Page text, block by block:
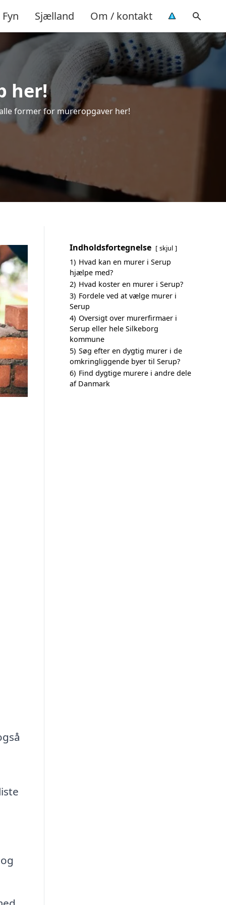
Fyn Sjælland Om / kontakt
her!
former for mureropgaver her!
Indholdsfortegnelse skjul
1) Hvad kan en murer i Serup
hjælpe med?
2) Hvad koster en murer i Serup?
3) Fordele ved at vælge murer i
Serup
4) Oversigt over murerfirmaer i
Serup eller hele Silkeborg
kommune
5) Søg efter en dygtig murer i de
omkringliggende byer til Serup?
6) Find dygtige murere i andre dele
af Danmark